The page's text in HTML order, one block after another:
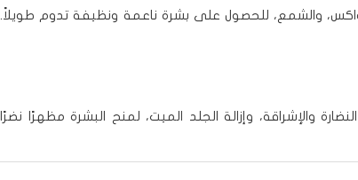
والشمع، للحصول على بشرة ناعمة ونظيفة تدوم طويلاً.
والإشراقة، وإزالة الجلد الميت، لمنح البشرة مظهرًا نضرًا